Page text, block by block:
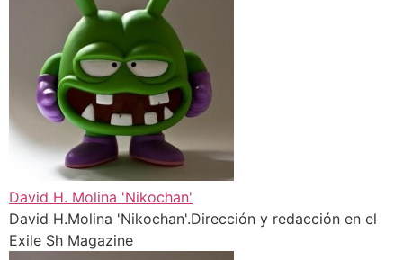
David H. Molina 'Nikochan'
David H.Molina 'Nikochan'.Dirección y redacción en el
Exile Sh Magazine